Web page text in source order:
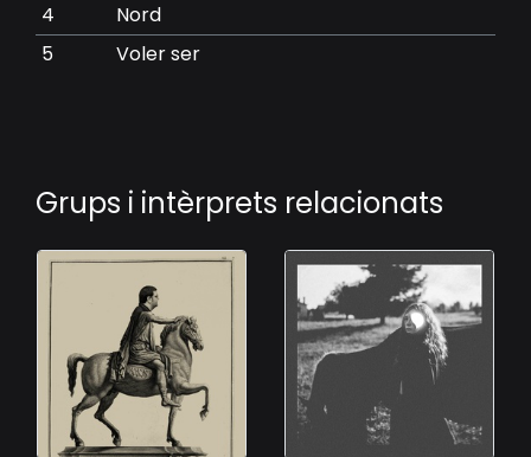
4
Nord
5
Voler ser
Grups i intèrprets relacionats